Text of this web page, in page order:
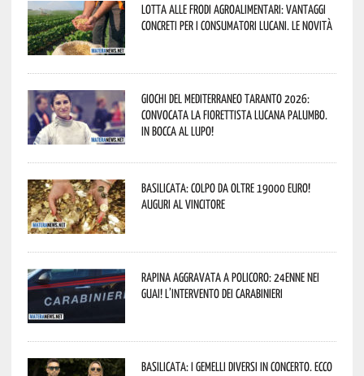
Lotta alle frodi agroalimentari: vantaggi
concreti per i consumatori lucani. Le novità
Giochi del Mediterraneo Taranto 2026:
convocata la fiorettista lucana Palumbo.
In bocca al lupo!
Basilicata: colpo da oltre 19000 Euro!
Auguri al vincitore
Rapina aggravata a Policoro: 24enne nei
guai! L’intervento dei Carabinieri
Basilicata: i Gemelli DiVersi in concerto. Ecco